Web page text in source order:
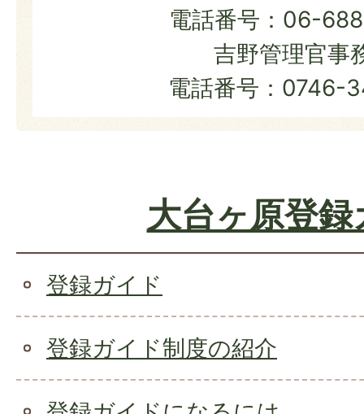
電話番号：06-
吉野管理官事
電話番号：0746-
大台ヶ原登
登録ガイド
登録ガイド制度の紹介